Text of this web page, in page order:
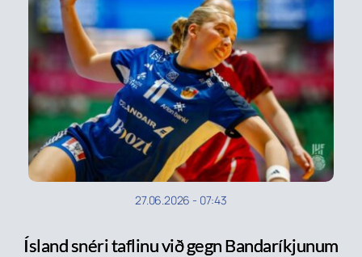
27.06.2026 - 07:43
Ísland snéri taflinu við gegn Bandaríkjunum